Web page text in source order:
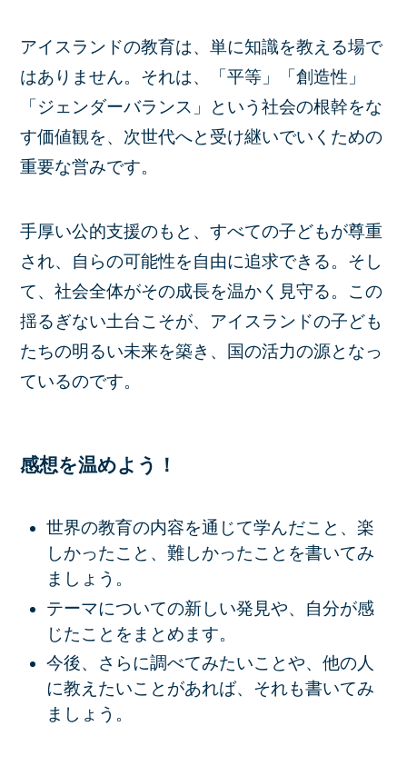
アイスランドの教育は、単に知識を教える場で
はありません。それは、「平等」「創造性」
「ジェンダーバランス」という社会の根幹をな
す価値観を、次世代へと受け継いでいくための
重要な営みです。
手厚い公的支援のもと、すべての子どもが尊重
され、自らの可能性を自由に追求できる。そし
て、社会全体がその成長を温かく見守る。この
揺るぎない土台こそが、アイスランドの子ども
たちの明るい未来を築き、国の活力の源となっ
ているのです。
感想を温めよう！
世界の教育の内容を通じて学んだこと、楽
しかったこと、難しかったことを書いてみ
ましょう。
テーマについての新しい発見や、自分が感
じたことをまとめます。
今後、さらに調べてみたいことや、他の人
に教えたいことがあれば、それも書いてみ
ましょう。